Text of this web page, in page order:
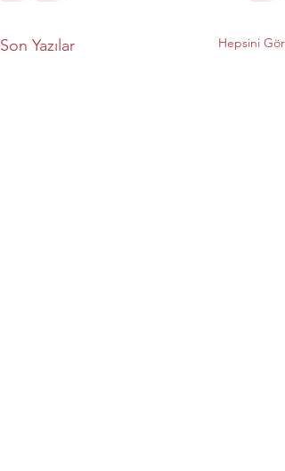
Son Yazılar Hepsini Gör